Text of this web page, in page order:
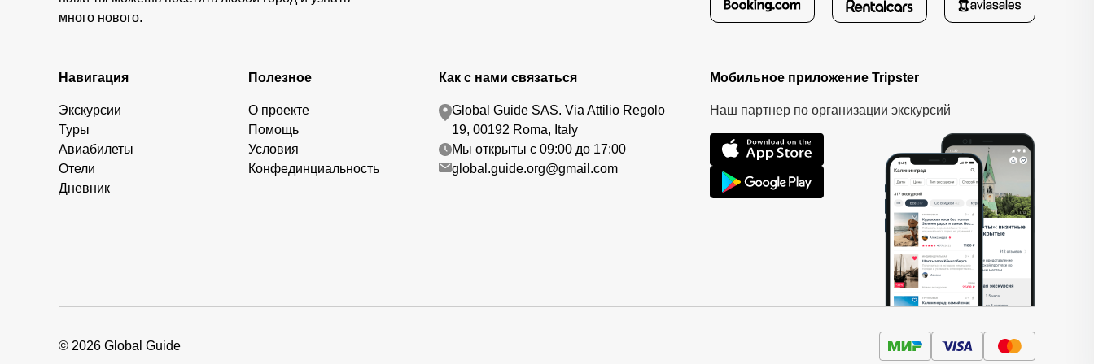
много нового.
Навигация
Экскурсии
Туры
Авиабилеты
Отели
Дневник
Полезное
О проекте
Помощь
Условия
Конфединциальность
Как с нами связаться
Global Guide SAS. Via Attilio Regolo
19, 00192 Roma, Italy
Мы открыты с 09:00 до 17:00
global.guide.org@gmail.com
Мобильное приложение Tripster
Наш партнер по организации экскурсий
© 2026 Global Guide